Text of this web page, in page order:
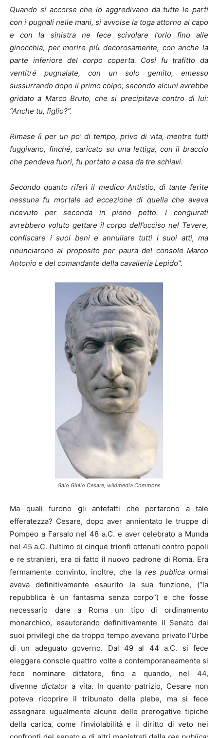
Quando si accorse che lo aggredivano da tutte le parti
con i pugnali nelle mani, si avvolse la toga attorno al capo
e con la sinistra ne fece scivolare l’orlo fino alle
ginocchia, per morire più decorosamente, con anche la
parte inferiore del corpo coperta. Così fu trafitto da
ventitré pugnalate, con un solo gemito, emesso
sussurrando dopo il primo colpo; secondo alcuni avrebbe
gridato a Marco Bruto, che si precipitava contro di lui:
“Anche tu, figlio?”.
Rimase lì per un po’ di tempo, privo di vita, mentre tutti
fuggivano, finché, caricato su una lettiga, con il braccio
che pendeva fuori, fu portato a casa da tre schiavi.
Secondo quanto riferì il medico Antistio, di tante ferite
nessuna fu mortale ad eccezione di quella che aveva
ricevuto per seconda in pieno petto. I congiurati
avrebbero voluto gettare il corpo dell’ucciso nel Tevere,
confiscare i suoi beni e annullare tutti i suoi atti, ma
rinunciarono al proposito per paura del console Marco
Antonio e del comandante della cavalleria Lepido”.
Gaio Giulio Cesare, wikimedia Commons
Ma quali furono gli antefatti che portarono a tale
efferatezza? Cesare, dopo aver annientato le truppe di
Pompeo a Farsalo nel 48 a.C. e aver celebrato a Munda
nel 45 a.C. l’ultimo di cinque trionfi ottenuti contro popoli
e re stranieri, era di fatto il nuovo padrone di Roma. Era
fermamente convinto, inoltre, che lares publica ormai
aveva definitivamente esaurito la sua funzione, (“la
repubblica è un fantasma senza corpo”) e che fosse
necessario dare a Roma un tipo di ordinamento
monarchico, esautorando definitivamente il Senato dai
suoi privilegi che da troppo tempo avevano privato l’Urbe
di un adeguato governo. Dal 49 al 44 a.C. si fece
eleggere console quattro volte e contemporaneamente si
fece nominare dittatore, fino a quando, nel 44,
divenne dictatora vita. In quanto patrizio, Cesare non
poteva ricoprire il tribunato della plebe, ma si fece
assegnare ugualmente alcune delle prerogative tipiche
della carica, come l’inviolabilità e il diritto di veto nei